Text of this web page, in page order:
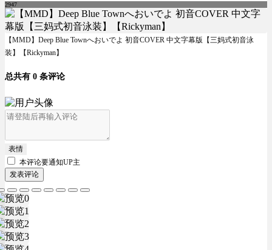
2947
【MMD】Deep Blue Townへおいでよ 初音COVER 中文字幕版【三妈式初音泳
装】【Rickyman】
总共有 0 条评论
表情
本评论要通知UP主
发表评论